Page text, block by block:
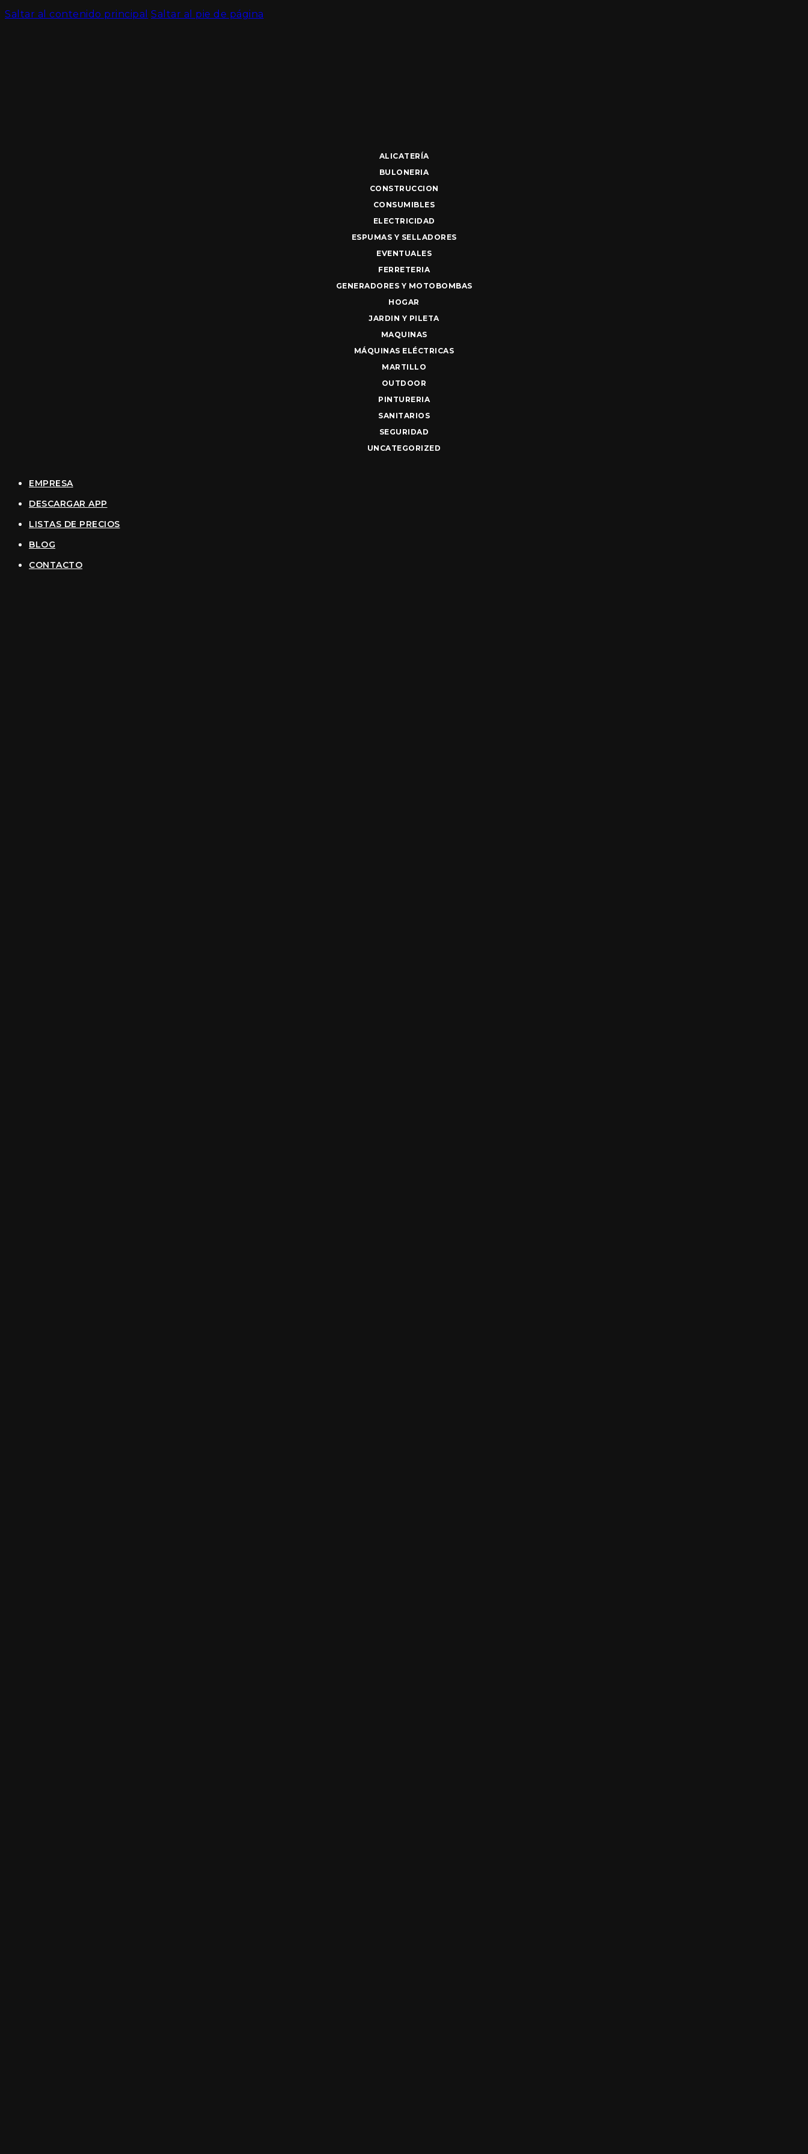
Saltar al contenido principal Saltar al pie de página
ALICATERÍA
BULONERIA
CONSTRUCCION
CONSUMIBLES
ELECTRICIDAD
ESPUMAS Y SELLADORES
EVENTUALES
FERRETERIA
GENERADORES Y MOTOBOMBAS
HOGAR
JARDIN Y PILETA
MAQUINAS
MÁQUINAS ELÉCTRICAS
MARTILLO
OUTDOOR
PINTURERIA
SANITARIOS
SEGURIDAD
UNCATEGORIZED
EMPRESA
DESCARGAR APP
LISTAS DE PRECIOS
BLOG
CONTACTO